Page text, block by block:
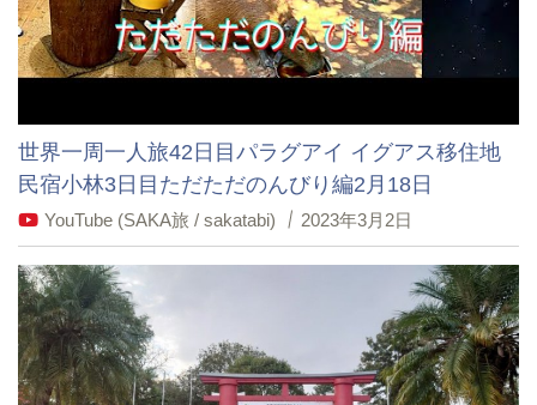
世界一周一人旅42日目パラグアイ イグアス移住地
民宿小林3日目ただただのんびり編2月18日
YouTube (SAKA旅 / sakatabi) 2023年3月2日